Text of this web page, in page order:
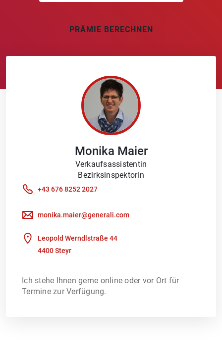
PRÄMIE BERECHNEN
Monika Maier
Verkaufsassistentin
Bezirksinspektorin
+43 676 8252 2027
monika.maier@generali.com
Leopold Werndlstraße 44
4400 Steyr
Ich stehe Ihnen gerne online oder vor Ort für
Termine zur Verfügung.